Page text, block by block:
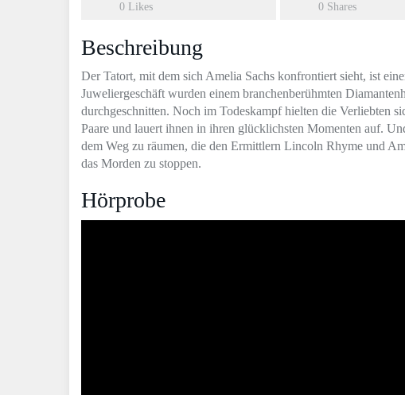
0 Likes 0 Shares
Beschreibung
Der Tatort, mit dem sich Amelia Sachs konfrontiert sieht, ist
Juweliergeschäft wurden einem branchenberühmten
durchgeschnitten. Noch im Todeskampf hielten die Verliebten
Paare und lauert ihnen in ihren glücklichsten Momenten auf.
dem Weg zu räumen, die den Ermittlern Lincoln Rhyme und
das Morden zu stoppen.
Hörprobe